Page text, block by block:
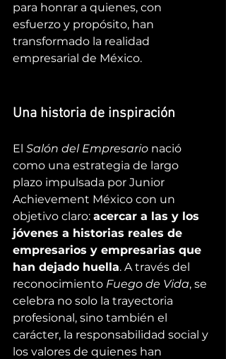
para honrar a quienes, con
esfuerzo y propósito, han
transformado la realidad
empresarial de México.
Una historia de inspiración
El Salón del Empresario nació
como una estrategia de largo
plazo impulsada por Junior
Achievement México con un
objetivo claro: acercar a las y los
jóvenes a historias reales de
empresarios y empresarias que
han dejado huella. A través del
reconocimiento Fuego de Vida, se
celebra no solo la trayectoria
profesional, sino también el
carácter, la responsabilidad social y
los valores de quienes han